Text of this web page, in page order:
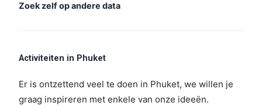
Zoek zelf op andere data
Activiteiten in Phuket
Er is ontzettend veel te doen in Phuket, we willen je
graag inspireren met enkele van onze ideeën.